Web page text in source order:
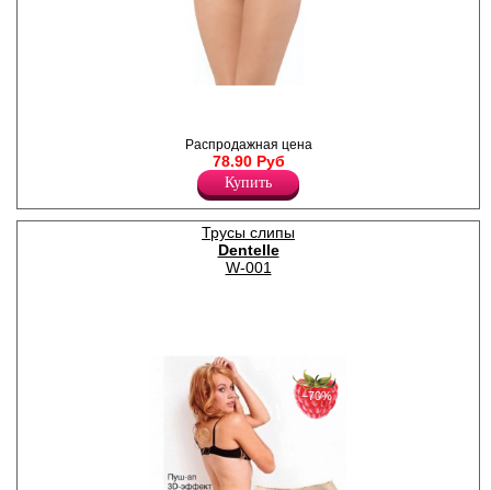
поясу и ножке, полностью
гипюровые по задней
детали, по бокам
декоративные бантики.
Лайкра 5%
Хлопок 95%
Распродажная цена
78.90 Руб
Купить
Трусы слипы
Dentelle
W-001
−70%